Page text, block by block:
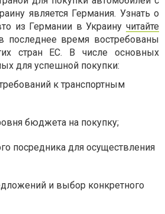
является Германия. Узнать о
из Германии в Украину читайте
последнее время востребованы
стран ЕС. В числе основных
для успешной покупки:
к транспортным
бюджета на покупку;
посредника для осуществления
и выбор конкретного